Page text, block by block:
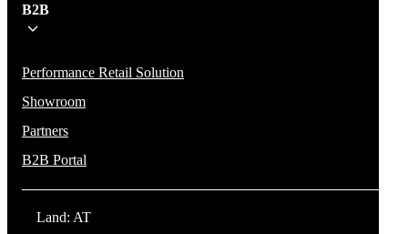
B2B
Performance Retail Solution
Showroom
Partners
B2B Portal
Land: AT